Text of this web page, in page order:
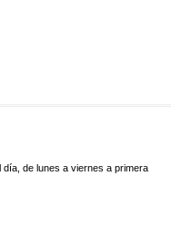
de lunes a viernes a primera